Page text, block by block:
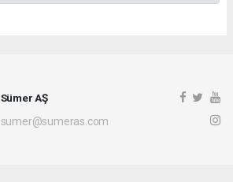
Sümer AŞ
sumer@sumeras.com